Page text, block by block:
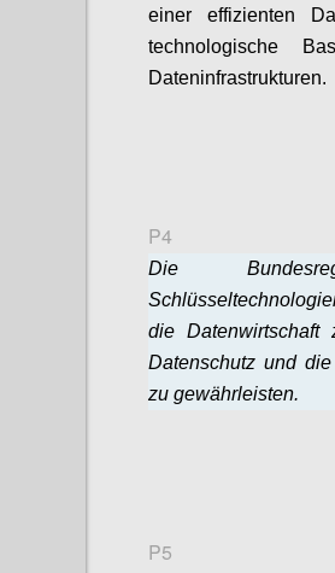
einer effizienten
technologische
Dateninfrastrukturen.
P4
Die
die
Datenschutz und
zu gewährleisten.
P5